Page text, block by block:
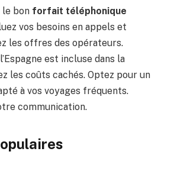
bon forfait téléphonique
vos besoins en appels et
les offres des opérateurs.
est incluse dans la
les coûts cachés. Optez pour un
à vos voyages fréquents.
communication.